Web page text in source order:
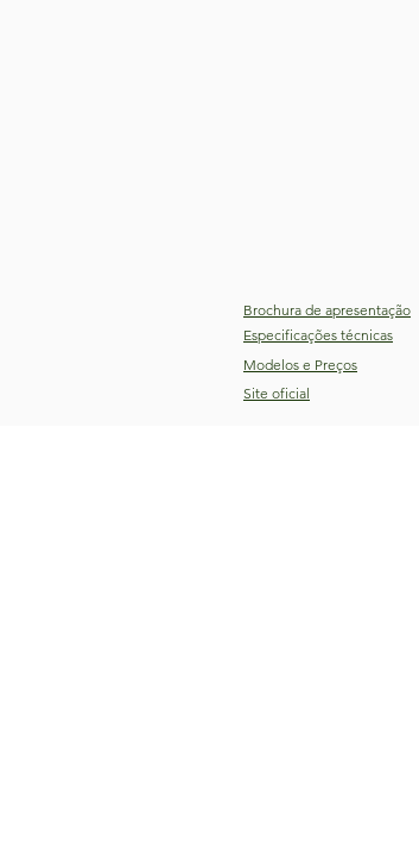
Brochura de apresentação
Especificações técnicas
Modelos e Preços
Site oficial